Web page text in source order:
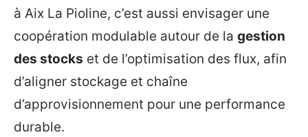
à Aix La Pioline, c’est aussi envisager une
coopération modulable autour de la gestion
des stocks et de l’optimisation des flux, afin
d’aligner stockage et chaîne
d’approvisionnement pour une performance
durable.